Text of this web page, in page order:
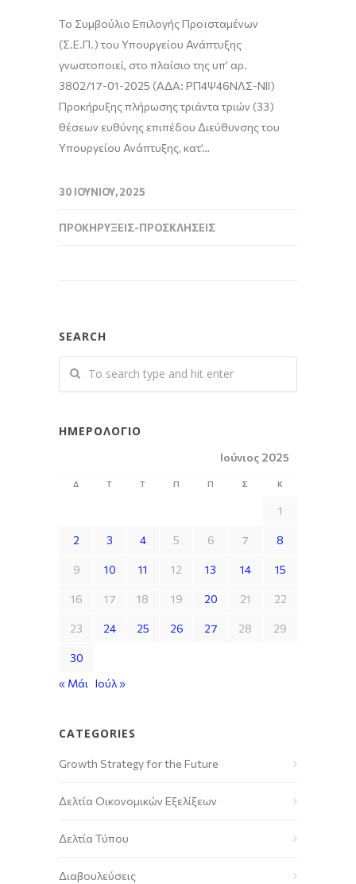
Το Συμβούλιο Επιλογής Προϊσταμένων
(Σ.Ε.Π.) του Υπουργείου Ανάπτυξης
γνωστοποιεί, στο πλαίσιο της υπ’ αρ.
3802/17-01-2025 (ΑΔΑ: ΡΠ4Ψ46ΝΛΣ-ΝΙΙ)
Προκήρυξης πλήρωσης τριάντα τριών (33)
θέσεων ευθύνης επιπέδου Διεύθυνσης του
Υπουργείου Ανάπτυξης, κατ’…
30 ΙΟΥΝΊΟΥ, 2025
ΠΡΟΚΗΡΎΞΕΙΣ-ΠΡΟΣΚΛΉΣΕΙΣ
SEARCH
ΗΜΕΡΟΛΌΓΙΟ
Ιούνιος 2025
Δ Τ Τ Π Π Σ Κ
1
2 3 4 5 6 7 8
9 10 11 12 13 14 15
16 17 18 19 20 21 22
23 24 25 26 27 28 29
30
« Μάι Ιούλ »
CATEGORIES
Growth Strategy for the Future
Δελτία Οικονομικών Εξελίξεων
Δελτία Τύπου
Διαβουλεύσεις